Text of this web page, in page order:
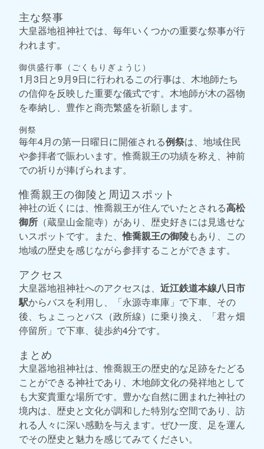
主な祭事
大皇器地祖神社では、毎年いくつかの重要な祭事が行
われます。
御供盛行事（ごくもりぎょうじ）
1月3日と9月9日に行われるこの行事は、木地師たち
の信仰を反映した重要な儀式です。木地師が木の器物
を奉納し、豊作と商売繁盛を祈願します。
例祭
毎年4月の第一日曜日に開催される例祭は、地域住民
や参拝者で賑わいます。惟喬親王の功績を称え、神前
での祈りが捧げられます。
惟喬親王の御陵と周辺スポット
神社の近くには、惟喬親王が住んでいたとされる高松
御所 （蔵皇山金龍寺）があり、歴史好きには見逃せな
いスポットです。また、惟喬親王の御陵もあり、この
地域の歴史を感じながら参拝することができます。
アクセス
大皇器地祖神社へのアクセスは、 近江鉄道本線八日市
駅からバスを利用し、「永源寺車庫」で下車、その
後、ちょこっとバス（政所線）に乗り換え、「君ヶ畑
停留所」で下車、徒歩約4分です。
まとめ
大皇器地祖神社は、惟喬親王の歴史的な足跡をたどる
ことができる神社であり、木地師文化の発祥地として
も大変貴重な場所です。豊かな自然に囲まれた神社の
境内は、歴史と文化が調和した特別な空間であり、訪
れる人々に深い感動を与えます。ぜひ一度、足を運ん
でその歴史と魅力を感じてみてください。